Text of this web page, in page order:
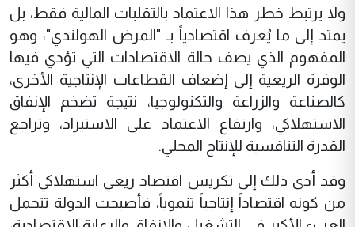
ولا يرتبط خطر هذا الاعتماد بالتقلبات المالية فقط، بل
يمتد إلى ما يُعرف اقتصادياً بـ "المرض الهولندي"، وهو
المفهوم الذي يصف حالة الاقتصادات التي تؤدي فيها
الوفرة الريعية إلى إضعاف القطاعات الإنتاجية الأخرى،
كالصناعة والزراعة والتكنولوجيا، نتيجة تضخم الإنفاق
الاستهلاكي، وارتفاع الاعتماد على الاستيراد، وتراجع
القدرة التنافسية للإنتاج المحلي.
وقد أدى ذلك إلى تكريس اقتصاد ريعي استهلاكي أكثر
من كونه اقتصاداً إنتاجياً تنموياً، فأصبحت الدولة تتحمل